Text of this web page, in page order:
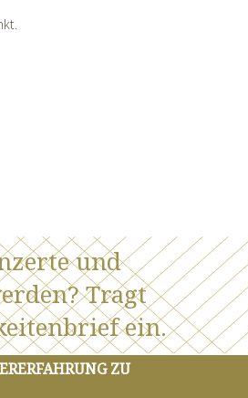
ZU
und
Tragt
ein.